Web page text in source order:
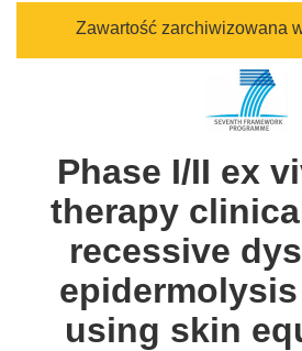
Zawartość zarchiwizowana
Phase I/II ex
therapy
recessive
using skin